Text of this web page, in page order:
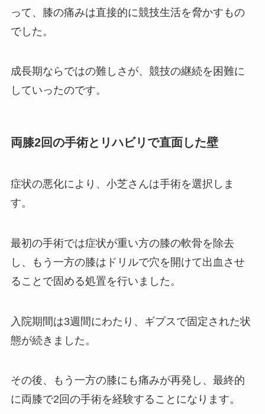
って、膝の痛みは直接的に競技生活を脅かすもの
でした。
成長期ならではの難しさが、競技の継続を困難に
していったのです。
両膝2回の手術とリハビリで直面した壁
症状の悪化により、小芝さんは手術を選択しま
す。
最初の手術では症状が重い方の膝の軟骨を除去
し、もう一方の膝はドリルで穴を開けて出血させ
ることで固める処置を行いました。
入院期間は3週間にわたり、ギプスで固定された状
態が続きました。
その後、もう一方の膝にも痛みが再発し、最終的
に両膝で2回の手術を経験することになります。